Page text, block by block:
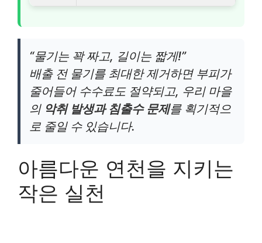
“물기는 꽉 짜고, 길이는 짧게!”
배출 전 물기를 최대한 제거하면 부피가
줄어들어 수수료도 절약되고, 우리 마을
의 악취 발생과 침출수 문제를 획기적으
로 줄일 수 있습니다.
아름다운 연천을 지키는
작은 실천